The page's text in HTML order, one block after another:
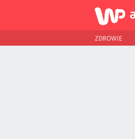
ZDROWIE